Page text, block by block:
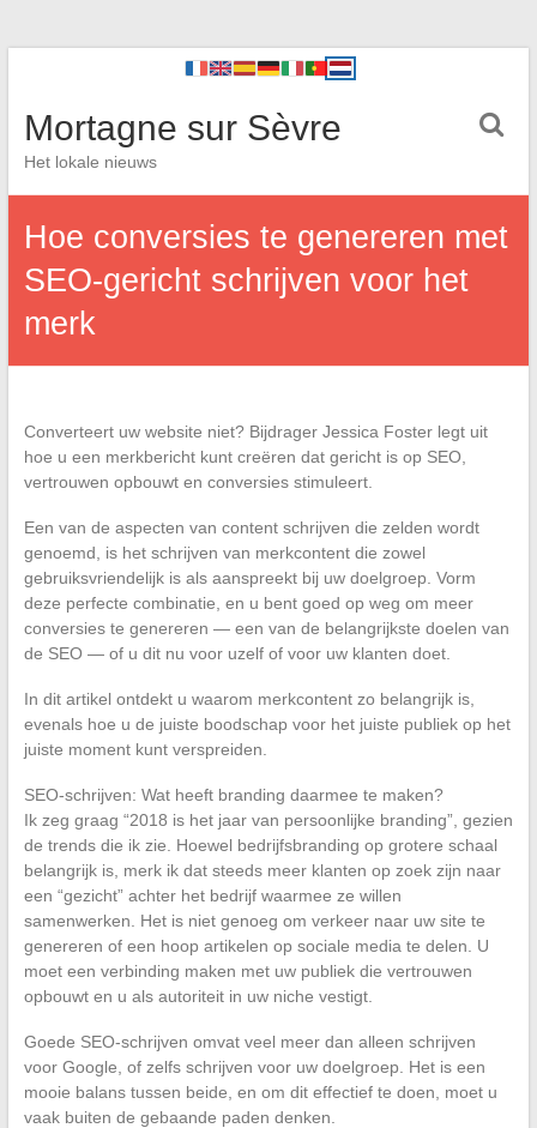
Mortagne sur Sèvre
Het lokale nieuws
Hoe conversies te genereren met
SEO-gericht schrijven voor het
merk
Converteert uw website niet? Bijdrager Jessica Foster legt uit
hoe u een merkbericht kunt creëren dat gericht is op SEO,
vertrouwen opbouwt en conversies stimuleert.
Een van de aspecten van content schrijven die zelden wordt
genoemd, is het schrijven van merkcontent die zowel
gebruiksvriendelijk is als aanspreekt bij uw doelgroep. Vorm
deze perfecte combinatie, en u bent goed op weg om meer
conversies te genereren — een van de belangrijkste doelen van
de SEO — of u dit nu voor uzelf of voor uw klanten doet.
In dit artikel ontdekt u waarom merkcontent zo belangrijk is,
evenals hoe u de juiste boodschap voor het juiste publiek op het
juiste moment kunt verspreiden.
SEO-schrijven: Wat heeft branding daarmee te maken?
Ik zeg graag “2018 is het jaar van persoonlijke branding”, gezien
de trends die ik zie. Hoewel bedrijfsbranding op grotere schaal
belangrijk is, merk ik dat steeds meer klanten op zoek zijn naar
een “gezicht” achter het bedrijf waarmee ze willen
samenwerken. Het is niet genoeg om verkeer naar uw site te
genereren of een hoop artikelen op sociale media te delen. U
moet een verbinding maken met uw publiek die vertrouwen
opbouwt en u als autoriteit in uw niche vestigt.
Goede SEO-schrijven omvat veel meer dan alleen schrijven
voor Google, of zelfs schrijven voor uw doelgroep. Het is een
mooie balans tussen beide, en om dit effectief te doen, moet u
vaak buiten de gebaande paden denken.